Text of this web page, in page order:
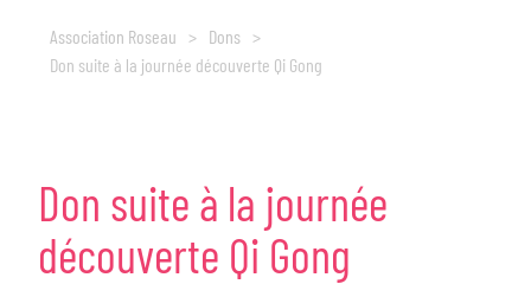
Association Roseau > Dons >
Don suite à la journée découverte Qi Gong
Don suite à la journée
découverte Qi Gong